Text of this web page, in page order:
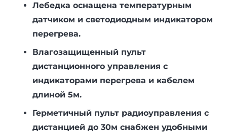
Лебедка оснащена температурным
датчиком и светодиодным индикатором
перегрева.
Влагозащищенный пульт
дистанционного управления с
индикаторами перегрева и кабелем
длиной 5м.
Герметичный пульт радиоуправления с
дистанцией до 30м снабжен удобными